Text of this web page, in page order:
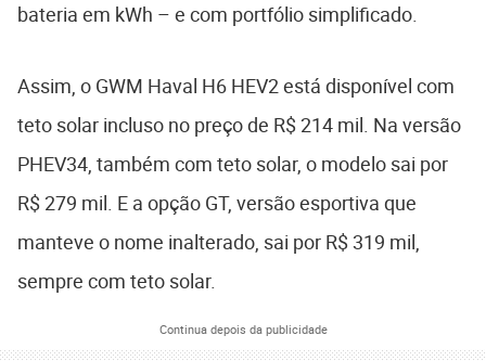
bateria em kWh – e com portfólio simplificado.
Assim, o GWM Haval H6 HEV2 está disponível com
teto solar incluso no preço de R$ 214 mil. Na versão
PHEV34, também com teto solar, o modelo sai por
R$ 279 mil. E a opção GT, versão esportiva que
manteve o nome inalterado, sai por R$ 319 mil,
sempre com teto solar.
Continua depois da publicidade